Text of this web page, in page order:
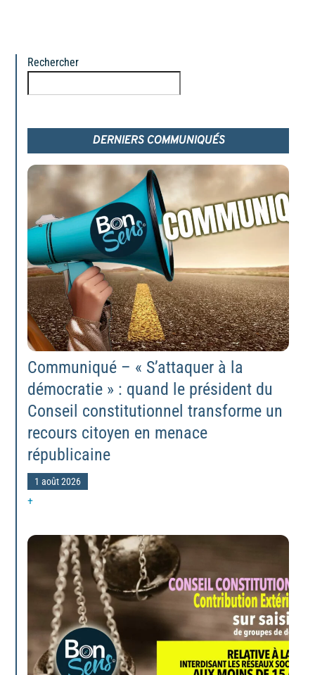
Rechercher
DERNIERS COMMUNIQUÉS
Communiqué – « S’attaquer à la
démocratie » : quand le président du
Conseil constitutionnel transforme un
recours citoyen en menace
républicaine
1 août 2026
+